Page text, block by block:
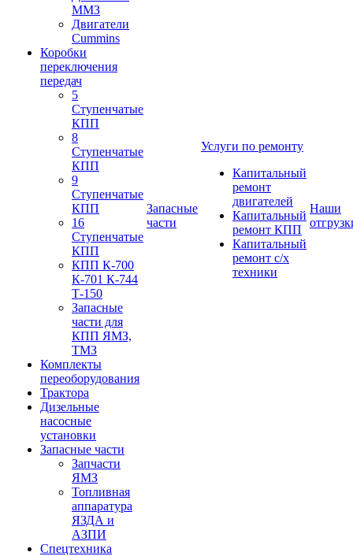
ММЗ
Двигатели
Cummins
Коробки
переключения
передач
5
Ступенчатые
КПП
8
Ступенчатые
КПП
9
Ступенчатые
КПП
16
Ступенчатые
КПП
КПП К-700
К-701 К-744
Т-150
Запасные
части для
КПП ЯМЗ,
ТМЗ
Комплекты
переоборудования
Трактора
Дизельные
насосные
установки
Запасные части
Запчасти
ЯМЗ
Топливная
аппаратура
ЯЗДА и
АЗПИ
Спецтехника
Запасные
части
Услуги по ремонту
Капитальный
ремонт
двигателей
Капитальный
ремонт КПП
Капитальный
ремонт с/х
техники
Наши